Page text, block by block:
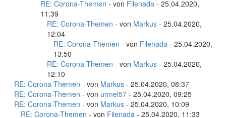
RE: Corona-Themen - von Filenada - 25.04.2020,
11:39
RE: Corona-Themen - von Markus - 25.04.2020,
12:04
RE: Corona-Themen - von Filenada - 25.04.2020,
13:50
RE: Corona-Themen - von Markus - 25.04.2020,
12:10
RE: Corona-Themen - von Markus - 25.04.2020, 08:37
RE: Corona-Themen - von urmel57 - 25.04.2020, 09:25
RE: Corona-Themen - von Markus - 25.04.2020, 10:09
RE: Corona-Themen - von Filenada - 25.04.2020, 11:33